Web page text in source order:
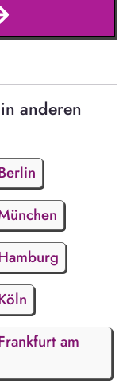
anderen
am